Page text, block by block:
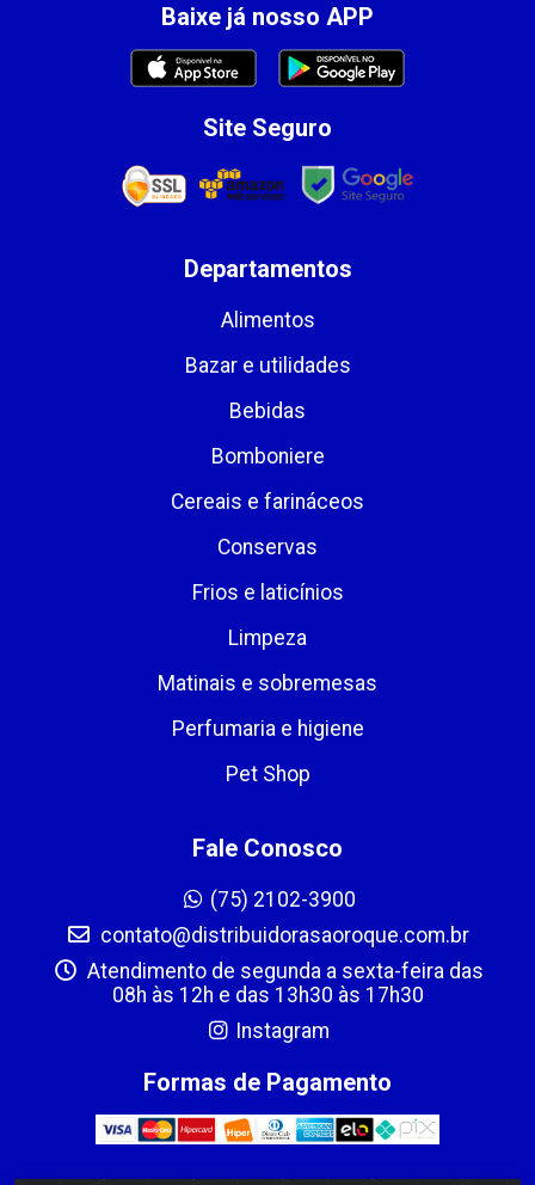
Baixe já nosso APP
Site Seguro
Departamentos
Alimentos
Bazar e utilidades
Bebidas
Bomboniere
Cereais e farináceos
Conservas
Frios e laticínios
Limpeza
Matinais e sobremesas
Perfumaria e higiene
Pet Shop
Fale Conosco
(75) 2102-3900
contato@distribuidorasaoroque.com.br
Atendimento de segunda a sexta-feira das
08h às 12h e das 13h30 às 17h30
Instagram
Formas de Pagamento